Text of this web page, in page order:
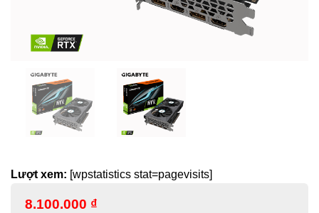
Lượt xem: [wpstatistics stat=pagevisits]
8.100.000 ₫